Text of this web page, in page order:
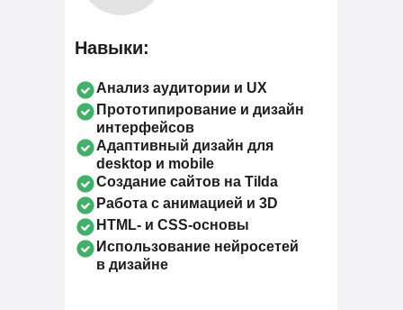
Навыки:
Анализ аудитории и UX
Прототипирование и дизайн
интерфейсов
Адаптивный дизайн для
desktop и mobile
Создание сайтов на Tilda
Работа с анимацией и 3D
HTML- и CSS-основы
Использование нейросетей
в дизайне